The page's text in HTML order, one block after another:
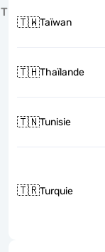
T
🇹🇼Taïwan
🇹🇭Thaïlande
🇹🇳Tunisie
🇹🇷Turquie